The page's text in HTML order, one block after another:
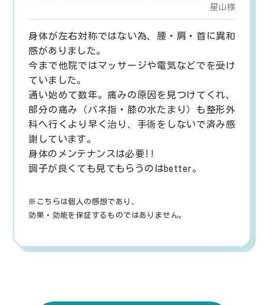
星山様
身体が左右対称ではない為、腰・肩・首に異和
感がありました。
今まで他院ではマッサージや電気などでを受け
ていました。
通い始めて数年。痛みの原因を見つけてくれ、
部分の痛み（バネ指・膝の水たまり）も整形外
科へ行くより早く治り、手術をしないで済み感
謝しています。
身体のメンテナンスは必要!!
調子が良くても見てもらうのはbetter。
※こちらは個人の感想であり、
効果・効能を保証するものではありません。